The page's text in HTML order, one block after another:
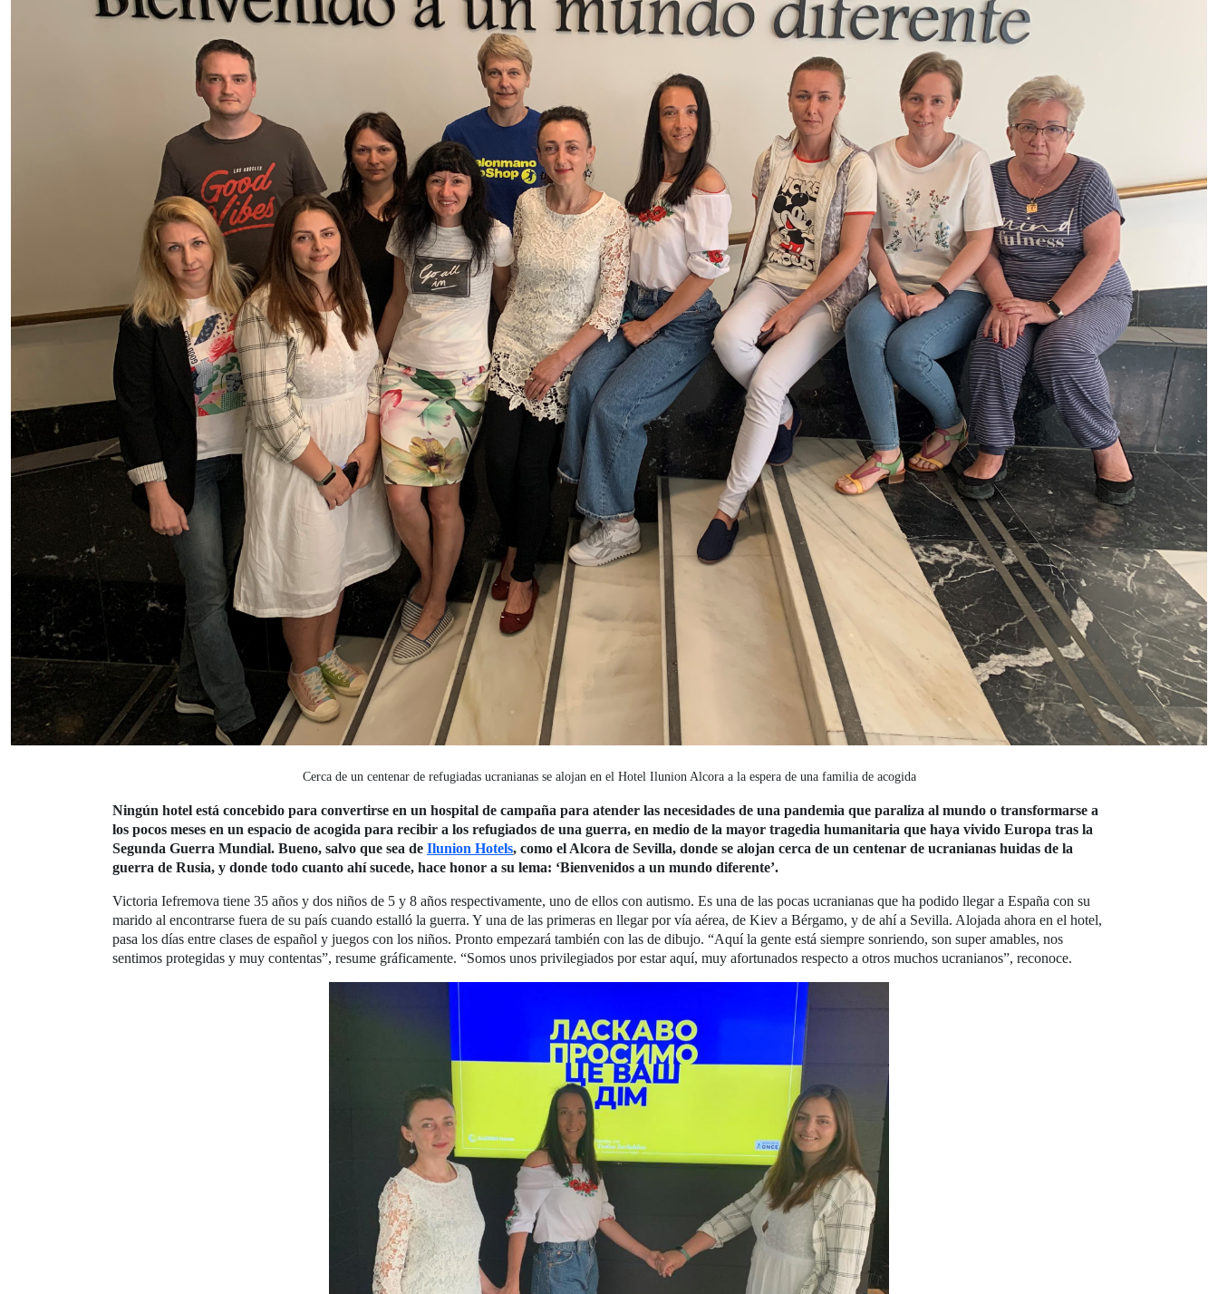
Cerca de un centenar de refugiadas ucranianas se alojan en el Hotel Ilunion Alcora a la espera de una familia de acogida
Ningún hotel está concebido para convertirse en un hospital de campaña para atender las necesidades de una pandemia que paraliza al mundo o transformarse a
los pocos meses en un espacio de acogida para recibir a los refugiados de una guerra, en medio de la mayor tragedia humanitaria que haya vivido Europa tras la
Segunda Guerra Mundial. Bueno, salvo que sea de Ilunion Hotels, como el Alcora de Sevilla, donde se alojan cerca de un centenar de ucranianas huidas de la
guerra de Rusia, y donde todo cuanto ahí sucede, hace honor a su lema: ‘Bienvenidos a un mundo diferente’.
Victoria Iefremova tiene 35 años y dos niños de 5 y 8 años respectivamente, uno de ellos con autismo. Es una de las pocas ucranianas que ha podido llegar a España con su
marido al encontrarse fuera de su país cuando estalló la guerra. Y una de las primeras en llegar por vía aérea, de Kiev a Bérgamo, y de ahí a Sevilla. Alojada ahora en el hotel,
pasa los días entre clases de español y juegos con los niños. Pronto empezará también con las de dibujo. “Aquí la gente está siempre sonriendo, son super amables, nos
sentimos protegidas y muy contentas”, resume gráficamente. “Somos unos privilegiados por estar aquí, muy afortunados respecto a otros muchos ucranianos”, reconoce.